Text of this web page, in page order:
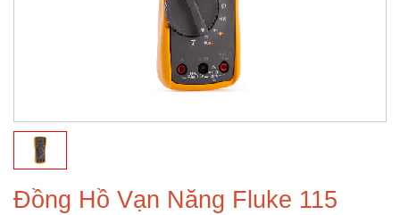
Đồng Hồ Vạn Năng Fluke 115